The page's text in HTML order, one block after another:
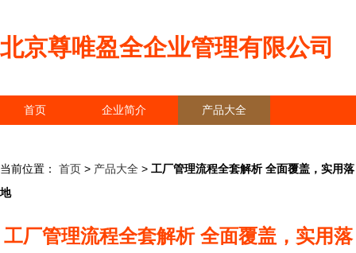
北京尊唯盈全企业管理有限公司
首页 企业简介 产品大全
当前位置： 首页 > 产品大全 > 工厂管理流程全套解析 全面覆盖，实用落
地
工厂管理流程全套解析 全面覆盖，实用落